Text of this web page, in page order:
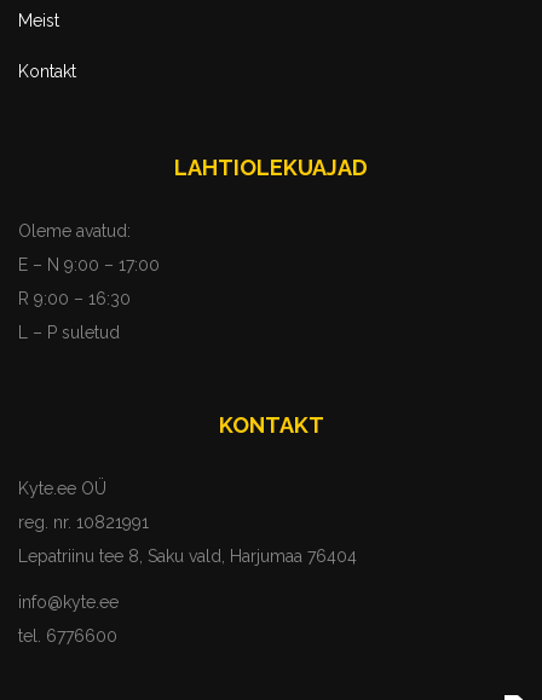
Meist
Kontakt
LAHTIOLEKUAJAD
Oleme avatud:
E – N 9:00 – 17:00
R 9:00 – 16:30
L – P suletud
KONTAKT
Kyte.ee OÜ
reg. nr. 10821991
Lepatriinu tee 8, Saku vald, Harjumaa 76404
info@kyte.ee
tel. 6776600